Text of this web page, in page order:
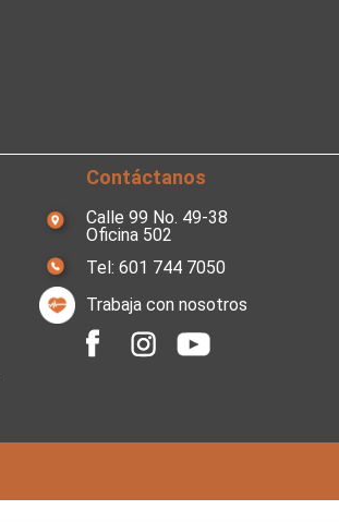
Contáctanos
Calle 99 No. 49-38
Oficina 502
Tel: 601 744 7050
Trabaja con nosotros